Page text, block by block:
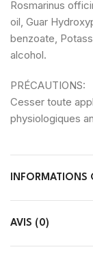
Rosmarinus
oil, Guar
benzoate,
alcohol.
PRÉCAUTIONS:
Cesser toute
physiologiques
INFORMATIONS
AVIS (0)